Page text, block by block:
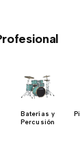
Baterías y
Percusión